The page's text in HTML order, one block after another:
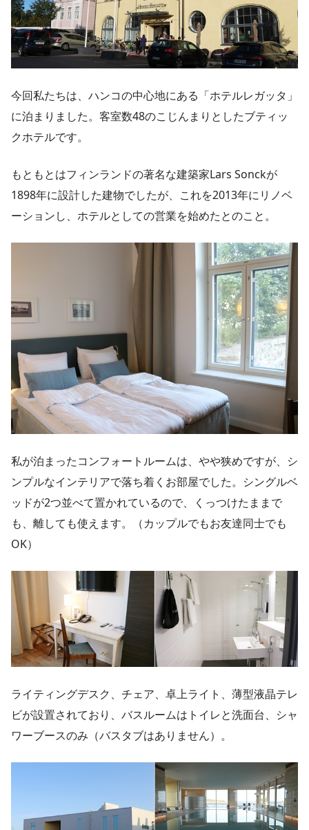
今回私たちは、ハンコの中心地にある「ホテルレガッタ」
に泊まりました。客室数48のこじんまりとしたブティッ
クホテルです。
もともとはフィンランドの著名な建築家Lars Sonckが
1898年に設計した建物でしたが、これを2013年にリノベ
ーションし、ホテルとしての営業を始めたとのこと。
私が泊まったコンフォートルームは、やや狭めですが、シ
ンプルなインテリアで落ち着くお部屋でした。シングルベ
ッドが2つ並べて置かれているので、くっつけたままで
も、離しても使えます。（カップルでもお友達同士でも
OK）
ライティングデスク、チェア、卓上ライト、薄型液晶テレ
ビが設置されており、バスルームはトイレと洗面台、シャ
ワーブースのみ（バスタブはありません）。